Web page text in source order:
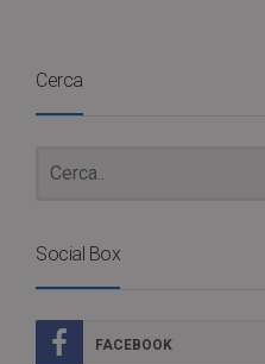
Cerca
Social Box
FACEBOOK